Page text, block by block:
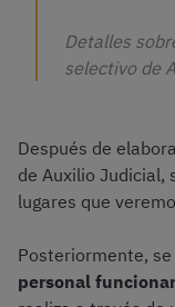
Detalles
selectivo de
Después de
de Auxilio Judicial,
lugares que
Posteriormente,
personal